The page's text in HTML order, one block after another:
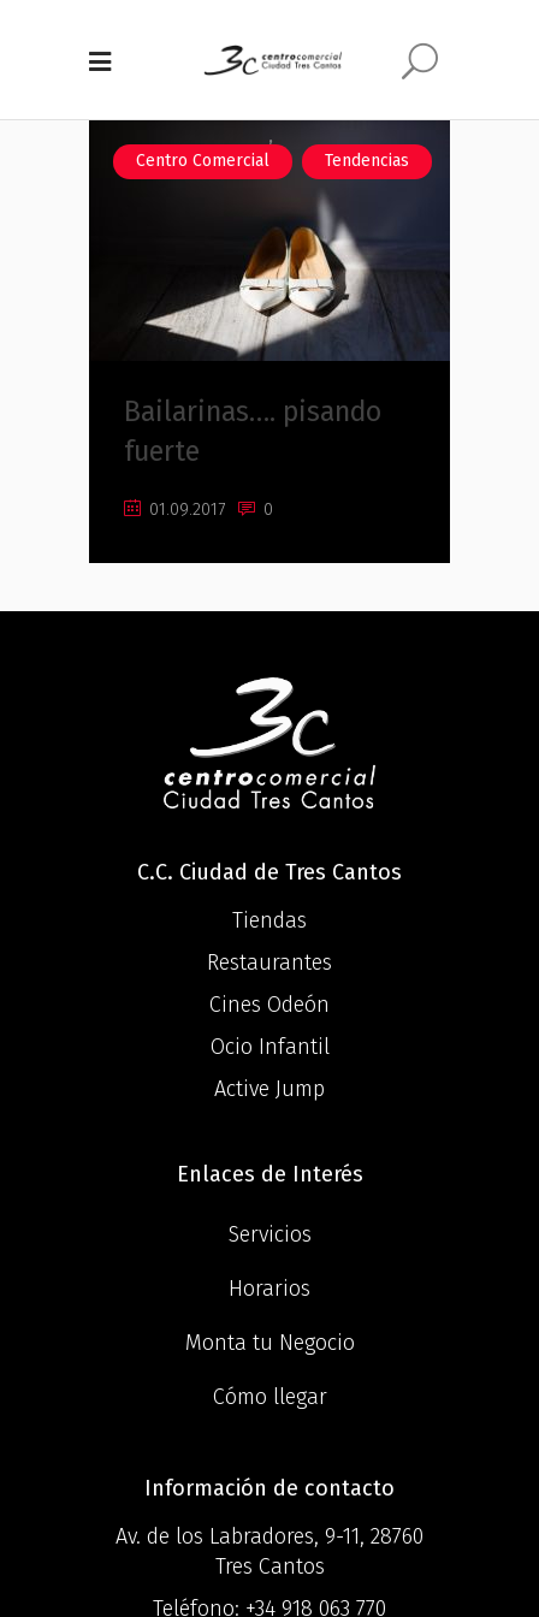
Centro Comercial
,
Tendencias
Bailarinas…. pisando
fuerte
01.09.2017 0
C.C. Ciudad de Tres Cantos
Tiendas
Restaurantes
Cines Odeón
Ocio Infantil
Active Jump
Enlaces de Interés
Servicios
Horarios
Monta tu Negocio
Cómo llegar
Información de contacto
Av. de los Labradores, 9-11, 28760
Tres Cantos
Teléfono: +34 918 063 770